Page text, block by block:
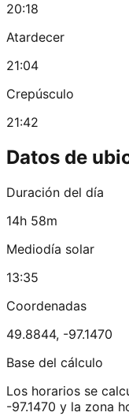
20:18
Atardecer
21:04
Crepúsculo
21:42
Datos de
Duración del día
14h 58m
Mediodía solar
13:35
Coordenadas
49.8844, -97.1470
Base del cálculo
Los horarios se
-97.1470 y la zona